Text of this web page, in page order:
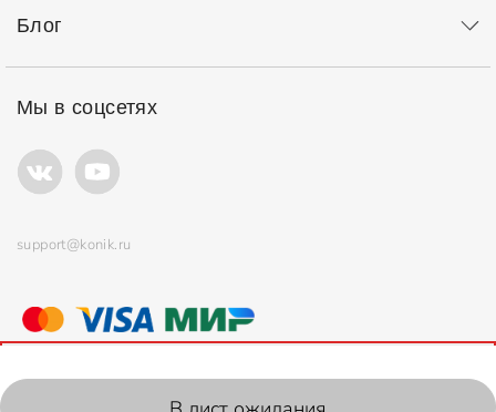
Блог
Мы в соцсетях
support@konik.ru